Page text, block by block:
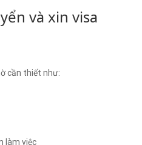
và xin visa
cần thiết như:
làm việc